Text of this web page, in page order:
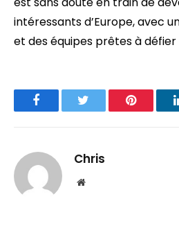
intéressants d’Europe, avec
et des équipes prêtes à
Facebook Pinterest
Chris
Website